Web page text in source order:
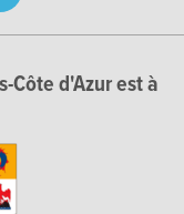
Côte d'Azur est à